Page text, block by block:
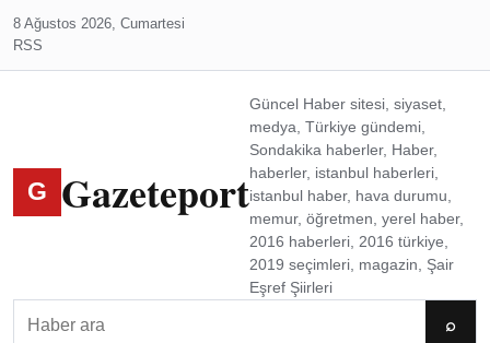
8 Ağustos 2026, Cumartesi
RSS
G Gazeteport
Güncel Haber sitesi, siyaset,
medya, Türkiye gündemi,
Sondakika haberler, Haber,
haberler, istanbul haberleri,
istanbul haber, hava durumu,
memur, öğretmen, yerel haber,
2016 haberleri, 2016 türkiye,
2019 seçimleri, magazin, Şair
Eşref Şiirleri
⌕